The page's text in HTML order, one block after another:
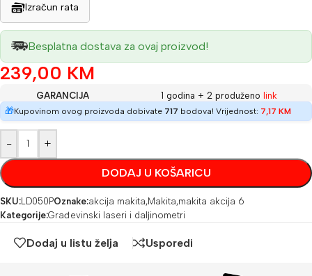
Izračun rata
Besplatna dostava za ovaj proizvod!
239,00 KM
GARANCIJA 1 godina + 2 produženo link
🎁Kupovinom ovog proizvoda dobivate 717 bodova! Vrijednost: 7,17 KM
- +
DODAJ U KOŠARICU
SKU: LD050POznake:akcija makita,Makita,makita akcija 6
Kategorije:Građevinski laseri i daljinometri
Dodaj u listu želja Usporedi